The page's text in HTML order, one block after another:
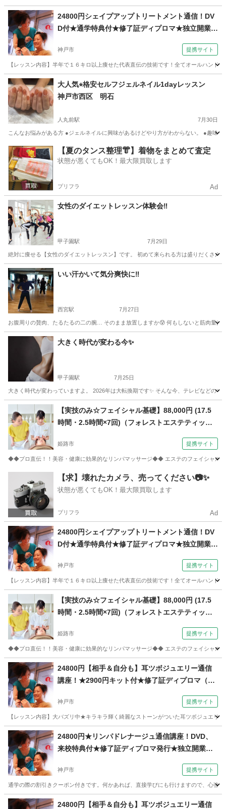
兵庫 西宮市 甲子園駅 美容健康 コアリズム
24800円シェイプアップトリートメント通信！DV
D付★通学特典付★修了証ディプロマ★独立開業、
校）
神戸市 提携サイト
【レッスン内容】半年で１６キロ以上痩せた代表直伝の技術です！全てオールハン
兵庫 神戸市 エステ
大人気⭐︎格安セルフジェルネイル1dayレッスン
神戸市西区 明石
人丸前駅 7月30日
こんなお悩みがある方 ●ジェルネイルに興味があるけどやり方がわからない。 ●趣味
兵庫 神戸市 人丸前駅 ジェルネイル セルフ
【夏のタンス整理👘】着物をまとめて査定
状態が悪くてもOK！最大限買取します
プリフラ Ad
女性のダイエットレッスン体験会‼️
甲子園駅 7月29日
絶対に痩せる【女性のダイエットレッスン】です。 初めて来られる方は盛りだくさ
兵庫 西宮市 甲子園駅 その他
いい汗かいて気分爽快に‼️
西宮駅 7月27日
お腹周りの贅肉、たるたるの二の腕… そのまま放置しますか😰 何もしないと筋肉量
兵庫 西宮市 西宮駅 美容健康 レッスン
大きく時代が変わる今✨
甲子園駅 7月25日
大きく時代が変わっていますよ。 2026年は大転換期です✨ そんな今、テレビなどの
兵庫 西宮市 甲子園駅 美容健康 レッスン
【実技のみ☆フェイシャル基礎】88,000円 (17.5
時間・2.5時間×7回)（フォレストエステティック
姫路市 提携サイト
◆◆プロ直伝！！美容・健康に効果的なリンパマッサージ◆◆ エステのフェイシャル
マッサージ
【求】壊れたカメラ、売ってください📷✨
状態が悪くてもOK！最大限買取します
プリフラ Ad
24800円シェイプアップトリートメント通信！DV
D付★通学特典付★修了証ディプロマ★独立開業、
校）
神戸市 提携サイト
【レッスン内容】半年で１６キロ以上痩せた代表直伝の技術です！全てオールハン
兵庫 神戸市 エステ
【実技のみ☆フェイシャル基礎】88,000円 (17.5
時間・2.5時間×7回)（フォレストエステティック
姫路市 提携サイト
◆◆プロ直伝！！美容・健康に効果的なリンパマッサージ◆◆ エステのフェイシャル
兵庫 姫路市 マッサージ
24800円【相手＆自分も】耳ツボジュエリー通信
講座！★2900円キット付★修了証ディプロマ（コ
神戸市 提携サイト
【レッスン内容】大バズリ中★キラキラ輝く綺麗なストーンがついた耳ツボジュエリ
兵庫 神戸市 その他
24800円★リンパドレナージュ通信講座！DVD、
来校特典付★修了証ディプロマ発行★独立開業、
校）
神戸市 提携サイト
通学の際の割引きクーポン付きです。何かあれば、直接学びにも行けますので、心強
兵庫 神戸市 マッサージ
24800円【相手＆自分も】耳ツボジュエリー通信